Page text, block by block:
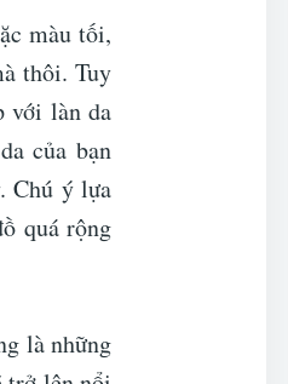
màu tối,
thôi. Tuy
với làn da
của bạn
Chú ý lựa
quá rộng
là những